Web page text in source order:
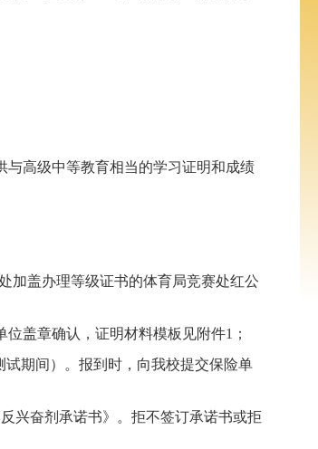
高级中等教育相当的学习证明和成绩
加盖办理等级证书的体育局竞赛处红公
位盖章确认，证明材料模板见附件1 ；
期间）。报到时，向我校提交保险单
兴奋剂承诺书》。拒不签订承诺书或拒